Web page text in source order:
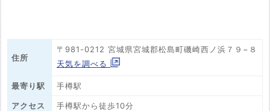
住所
〒981-0212 宮城県宮城郡松島町磯崎西ノ浜７９−８
天気を調べる
最寄り駅 手樽駅
アクセス 手樽駅から徒歩10分